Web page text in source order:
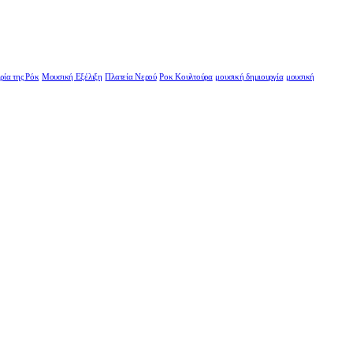
της Ρόκ Μουσική Εξέλιξη Πλατεία Νερού Ροκ Κουλτούρα μουσική δημιουργία μουσική